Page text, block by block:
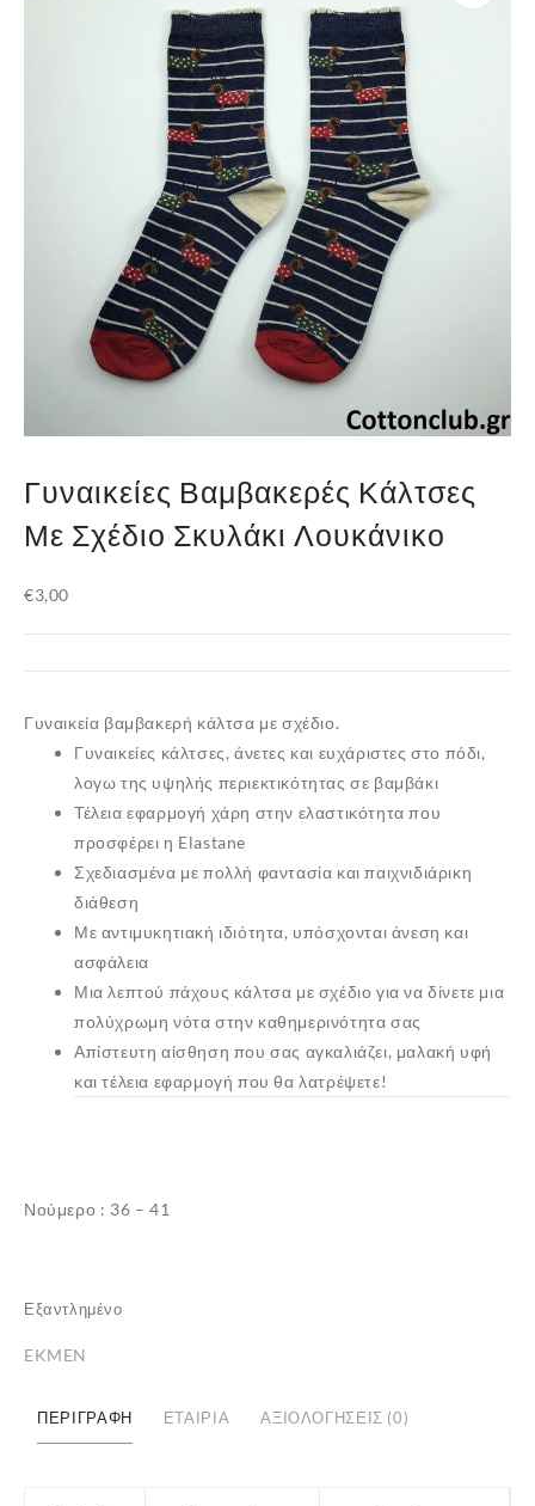
Γυναικείες Βαμβακερές Κάλτσες
Με Σχέδιο Σκυλάκι Λουκάνικο
€3,00
Γυναικεία βαμβακερή κάλτσα με σχέδιο.
Γυναικείες κάλτσες, άνετες και ευχάριστες στο πόδι,
λογω της υψηλής περιεκτικότητας σε βαμβάκι
Τέλεια εφαρμογή χάρη στην ελαστικότητα που
προσφέρει η Elastane
Σχεδιασμένα με πολλή φαντασία και παιχνιδιάρικη
διάθεση
Με αντιμυκητιακή ιδιότητα, υπόσχονται άνεση και
ασφάλεια
Μια λεπτού πάχους κάλτσα με σχέδιο για να δίνετε μια
πολύχρωμη νότα στην καθημερινότητα σας
Απίστευτη αίσθηση που σας αγκαλιάζει, μαλακή υφή
και τέλεια εφαρμογή που θα λατρέψετε!
Νούμερο : 36 – 41
Εξαντλημένο
EKMEN
ΠΕΡΙΓΡΑΦΉ ΕΤΑΙΡΊΑ ΑΞΙΟΛΟΓΉΣΕΙΣ (0)